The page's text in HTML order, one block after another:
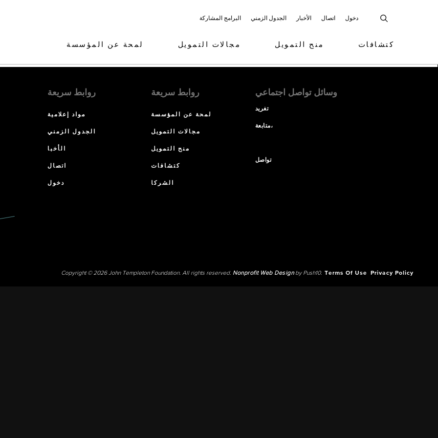
البرامج المشاركة الجدول الزمني الأخبار اتصال دخول
لمحة عن المؤسسة مجالات التمويل منح التمويل كتشافات
روابط سريعة
مواد إعلامية
الجدول الزمني
الأخبا
اتصال
دخول
روابط سريعة
لمحة عن المؤسسة
مجالات التمويل
منح التمويل
كتشافات
الشركا
وسائل تواصل اجتماعي
تغريد
متابعة،
تواصل
Copyright © 2026 John Templeton Foundation. All rights reserved. Nonprofit Web Designby Push10. Terms Of Use Privacy Policy